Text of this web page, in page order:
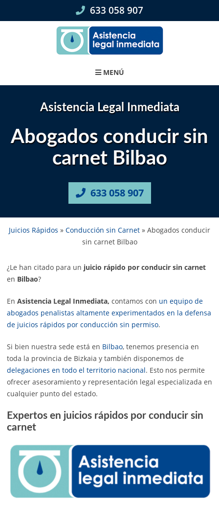
633 058 907
MENÚ
Asistencia Legal Inmediata
Abogados conducir sin
carnet Bilbao
633 058 907
Juicios Rápidos » Conducción sin Carnet » Abogados conducir
sin carnet Bilbao
¿Le han citado para un juicio rápido por conducir sin carnet
en Bilbao?
En Asistencia Legal Inmediata, contamos con un equipo de
abogados penalistas altamente experimentados en la defensa
de juicios rápidos por conducción sin permiso.
Si bien nuestra sede está en Bilbao, tenemos presencia en
toda la provincia de Bizkaia y también disponemos de
delegaciones en todo el territorio nacional. Esto nos permite
ofrecer asesoramiento y representación legal especializada en
cualquier punto del estado.
Expertos en juicios rápidos por conducir sin
carnet